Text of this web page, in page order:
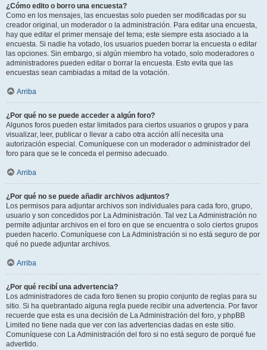
¿Cómo edito o borro una encuesta?
Como en los mensajes, las encuestas solo pueden ser modificadas por su
creador original, un moderador o la administración. Para editar una encuesta,
hay que editar el primer mensaje del tema; este siempre esta asociado a la
encuesta. Si nadie ha votado, los usuarios pueden borrar la encuesta o editar
las opciones. Sin embargo, si algún miembro ha votado, solo moderadores o
administradores pueden editar o borrar la encuesta. Esto evita que las
encuestas sean cambiadas a mitad de la votación.
Arriba
¿Por qué no se puede acceder a algún foro?
Algunos foros pueden estar limitados para ciertos usuarios o grupos y para
visualizar, leer, publicar o llevar a cabo otra acción allí necesita una
autorización especial. Comuníquese con un moderador o administrador del
foro para que se le conceda el permiso adecuado.
Arriba
¿Por qué no se puede añadir archivos adjuntos?
Los permisos para adjuntar archivos son individuales para cada foro, grupo,
usuario y son concedidos por La Administración. Tal vez La Administración no
permite adjuntar archivos en el foro en que se encuentra o solo ciertos grupos
pueden hacerlo. Comuníquese con La Administración si no está seguro de por
qué no puede adjuntar archivos.
Arriba
¿Por qué recibí una advertencia?
Los administradores de cada foro tienen su propio conjunto de reglas para su
sitio. Si ha quebrantado alguna regla puede recibir una advertencia. Por favor
recuerde que esta es una decisión de La Administración del foro, y phpBB
Limited no tiene nada que ver con las advertencias dadas en este sitio.
Comuníquese con La Administración del foro si no está seguro de porqué fue
advertido.